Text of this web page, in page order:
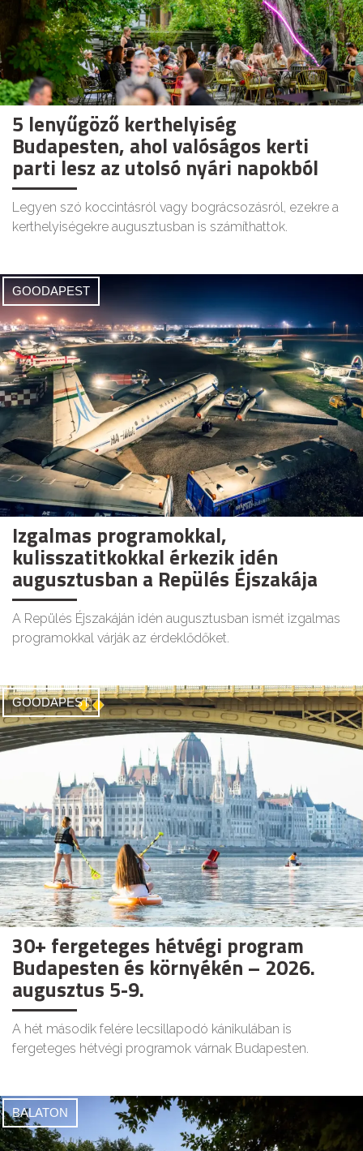
5 lenyűgöző kerthelyiség
Budapesten, ahol valóságos kerti
parti lesz az utolsó nyári napokból
Legyen szó koccintásról vagy bográcsozásról, ezekre a
kerthelyiségekre augusztusban is számíthattok.
GOODAPEST
Izgalmas programokkal,
kulisszatitkokkal érkezik idén
augusztusban a Repülés Éjszakája
A Repülés Éjszakáján idén augusztusban ismét izgalmas
programokkal várják az érdeklődőket.
GOODAPEST
30+ fergeteges hétvégi program
Budapesten és környékén – 2026.
augusztus 5-9.
A hét második felére lecsillapodó kánikulában is
fergeteges hétvégi programok várnak Budapesten.
BALATON